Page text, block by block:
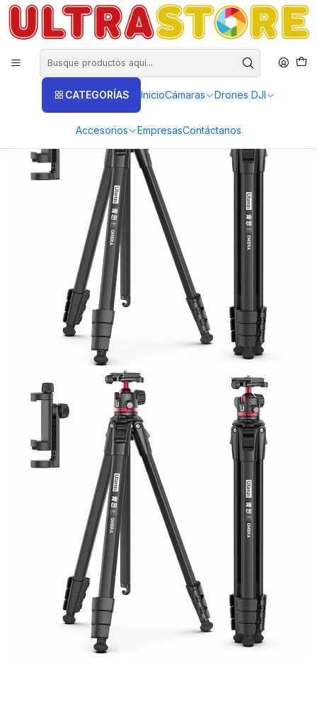
CATEGORÍAS InicioCámaras Drones DJI
Accesorios EmpresasContáctanos
DISTRIBUIDORES EXCLUSIVOS INSTA360, GOPRO, DJI
Inicio Fotografía y Video Tripodes Estudio
Trípode Profesional Ulanzi Ombra Ying MT-55 1.60mt para Cámaras
y Celular